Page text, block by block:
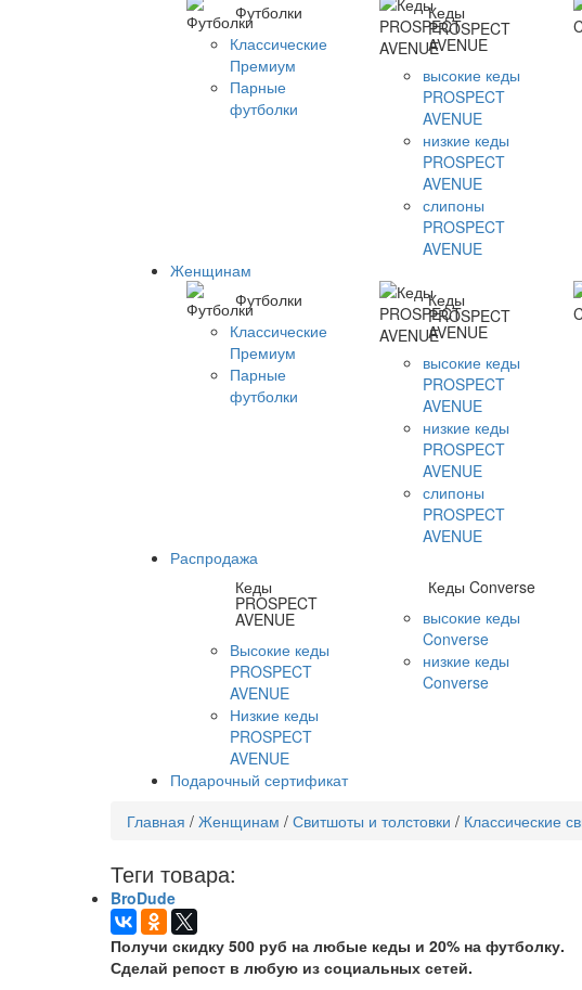
Футболки
Классические
Премиум
Парные
футболки
Кеды
PROSPECT
AVENUE
высокие кеды
PROSPECT
AVENUE
низкие кеды
PROSPECT
AVENUE
слипоны
PROSPECT
AVENUE
Женщинам
Футболки
Классические
Премиум
Парные
футболки
Кеды
PROSPECT
AVENUE
высокие кеды
PROSPECT
AVENUE
низкие кеды
PROSPECT
AVENUE
слипоны
PROSPECT
AVENUE
Распродажа
Кеды
PROSPECT
AVENUE
Высокие кеды
PROSPECT
AVENUE
Низкие кеды
PROSPECT
AVENUE
Кеды Converse
высокие кеды
Converse
низкие кеды
Converse
Подарочный сертификат
Главная / Женщинам / Свитшоты и толстовки / Классические
Теги товара:
BroDude
Получи скидку 500 руб на любые кеды и 20% на футболку.
Сделай репост в любую из социальных сетей.